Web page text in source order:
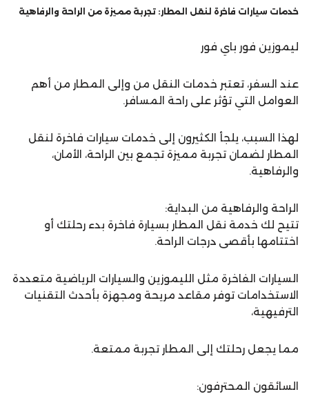
خدمات سيارات فاخرة لنقل المطار: تجربة مميزة من الراحة والرفاهية
ليموزين فور باي فور
عند السفر، تعتبر خدمات النقل من وإلى المطار من أهم
العوامل التي تؤثر على راحة المسافر.
لهذا السبب، يلجأ الكثيرون إلى خدمات سيارات فاخرة لنقل
المطار لضمان تجربة مميزة تجمع بين الراحة، الأمان،
والرفاهية.
الراحة والرفاهية من البداية:
تتيح لك خدمة نقل المطار بسيارة فاخرة بدء رحلتك أو
اختتامها بأقصى درجات الراحة.
السيارات الفاخرة مثل الليموزين والسيارات الرياضية متعددة
الاستخدامات توفر مقاعد مريحة ومجهزة بأحدث التقنيات
الترفيهية،
مما يجعل رحلتك إلى المطار تجربة ممتعة.
السائقون المحترفون: